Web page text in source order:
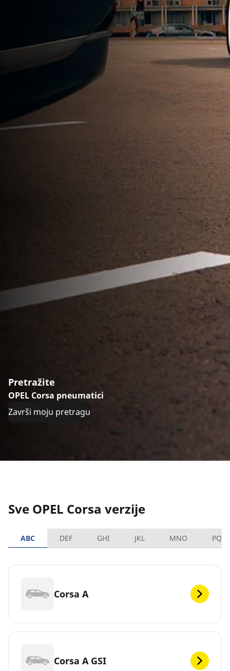
Pretražite
OPEL Corsa pneumatici
Završi moju pretragu
Sve OPEL Corsa verzije
ABC DEF GHI JKL MNO PQRS
Corsa A
Corsa A GSI